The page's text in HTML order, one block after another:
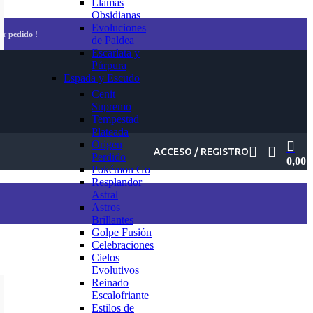
pedido !
Obsidianas
Evoluciones
de Paldea
Escarlata y
Púrpura
Espada y Escudo
Cenit
Supremo
Tempestad
Plateada
Origen
Perdido
Pokémon Go
Resplandor
Astral
Astros
Brillantes
Golpe Fusión
Celebraciones
Cielos
Evolutivos
Reinado
Escalofriante
Estilos de
ACCESO / REGISTRO
0,00